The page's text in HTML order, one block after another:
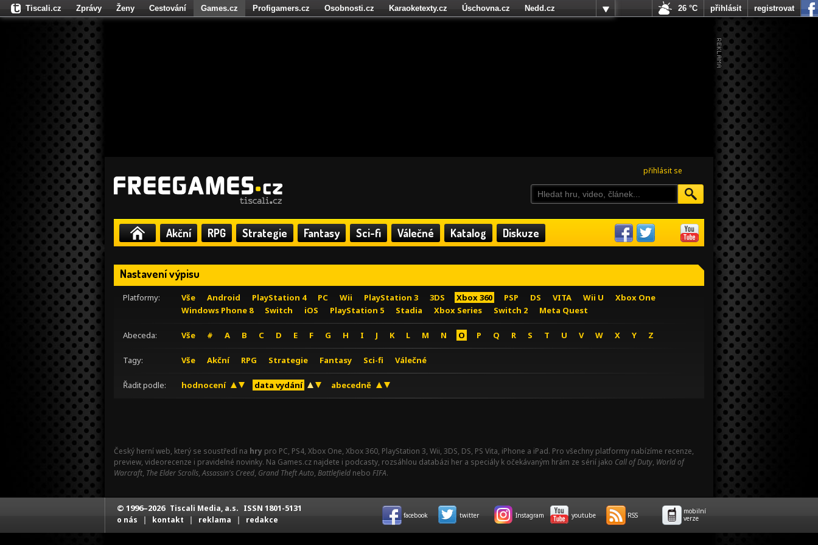
přihlásit se
Akční RPG Strategie Fantasy Sci-fi Válečné Katalog Diskuze
Nastavení výpisu
Platformy: Vše Android PlayStation 4 PC Wii PlayStation 3 3DS Xbox 360 PSP DS VITA Wii U
Xbox One
Windows Phone 8
Switch iOS PlayStation 5 Stadia Xbox Series Switch 2 Meta Quest
Abeceda: Vše # A B C D E F G H I J K L M N O P Q R S T U V W X Y Z
Tagy: Vše Akční RPG Strategie Fantasy Sci-fi Válečné
Řadit podle: hodnocení data vydání abecedně
Český herní web, který se soustředí na hry pro PC, PS4, Xbox One, Xbox 360, PlayStation 3, Wii, 3DS, DS, PS Vita, iPhone a iPad. Pro všechny platformy nabízíme recenze,
preview, videorecenze i pravidelné novinky. Na Games.cz najdete i podcasty, rozsáhlou databázi her a speciály k očekávaným hrám ze sérií jako Call of Duty, World of
Warcraft, The Elder Scrolls,Assassin's Creed, Grand Theft Auto, Battlefield nebo FIFA.
Tiscali.cz Zprávy Ženy Cestování Games.cz Profigamers.cz Osobnosti.cz Karaoketexty.cz Úschovna.cz
Nedd.cz
Fights.cz
26 °C přihlásit registrovat
© 1996–2026 Tiscali Media, a.s. ISSN 1801-5131
o nás | kontakt | reklama | redakce facebook twitter Instagram youtube RSS
mobilní
verze